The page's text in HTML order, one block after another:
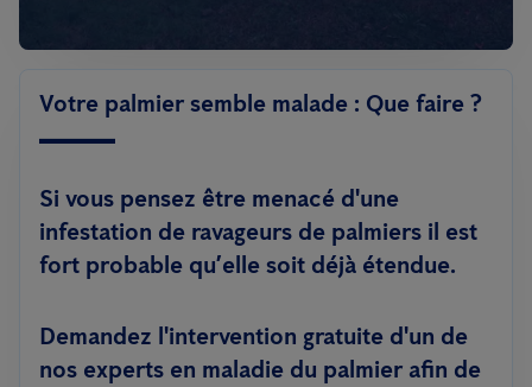
Votre palmier semble malade : Que faire ?
Si vous pensez être menacé d'une
infestation de ravageurs de palmiers il est
fort probable qu’elle soit déjà étendue.
Demandez l'intervention gratuite d'un de
nos experts en maladie du palmier afin de